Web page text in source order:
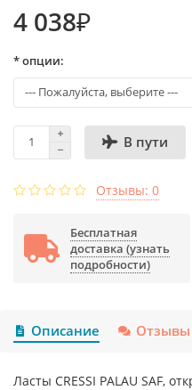
4 038₽
* опции:
В пути
Отзывы: 0
Бесплатная
доставка (узнать
подробности)
Описание Отзывы
Ласты CRESSI PALAU SAF,